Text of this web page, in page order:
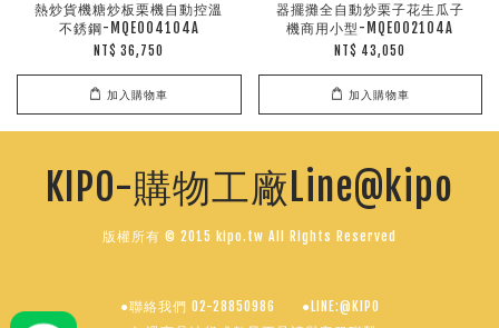
熱炒貨機糖炒板栗機自動控溫
不銹鋼-MQE004104A
NT$ 36,750
加入購物車
器擺攤全自動炒栗子花生瓜子
機商用小型-MQE002104A
NT$ 43,050
加入購物車
KIPO-購物工廠Line@kipo
版權所有 © 2015 kipo.tw All Rights Reserved
●聯絡我們 02-28850986
●LINE:@KIPO